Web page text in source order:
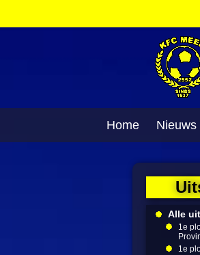
Home Nieuws
Alle
1e
1e